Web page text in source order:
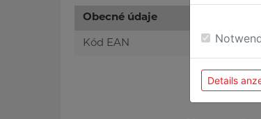
Obecné údaje
Kód EAN
Details